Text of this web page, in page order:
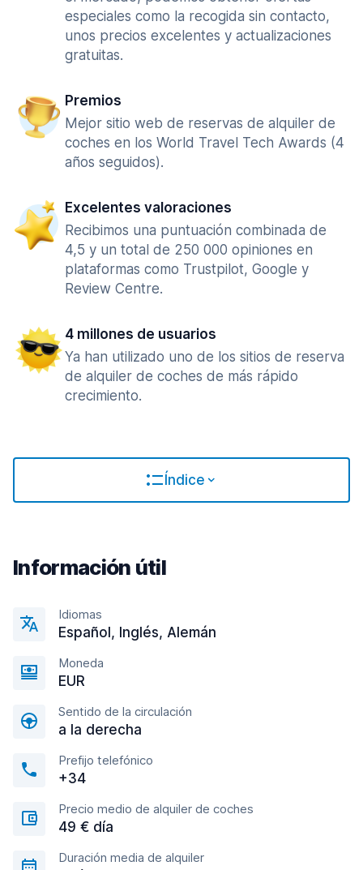
especiales como la recogida sin contacto,
unos precios excelentes y actualizaciones
gratuitas.
Premios
Mejor sitio web de reservas de alquiler de
coches en los World Travel Tech Awards (4
años seguidos).
Excelentes valoraciones
Recibimos una puntuación combinada de
4,5 y un total de 250 000 opiniones en
plataformas como Trustpilot, Google y
Review Centre.
4 millones de usuarios
Ya han utilizado uno de los sitios de reserva
de alquiler de coches de más rápido
crecimiento.
Índice
Información útil
Idiomas
Español, Inglés, Alemán
Moneda
EUR
Sentido de la circulación
a la derecha
Prefijo telefónico
+34
Precio medio de alquiler de coches
49 € día
Duración media de alquiler